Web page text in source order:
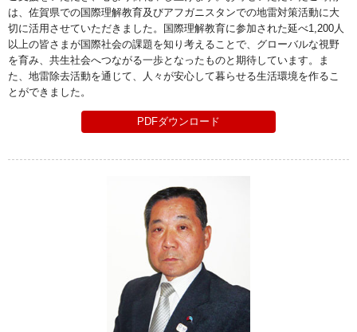
は、佐賀県での国際理解教育及びアフガニスタンでの地雷対策活動に大
切に活用させていただきました。国際理解教育に参加された延べ1,200人
以上の皆さまが国際社会の課題を知り考えることで、グローバルな視野
を育み、共生社会へつながる一歩となったものと期待しています。ま
た、地雷除去活動を通じて、人々が安心して暮らせる生活環境を作るこ
とができました。
PDFダウンロード